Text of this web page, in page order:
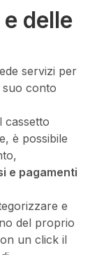
delle
servizi per
suo conto
cassetto
è possibile
e pagamenti
e
del proprio
un click il